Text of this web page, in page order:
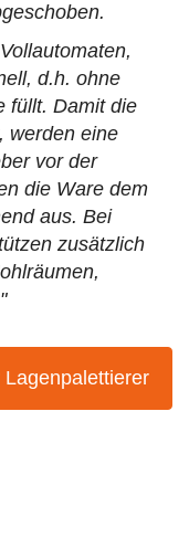
d.h. ohne
füllt. Damit die
werden eine
vor der
die Ware dem
aus. Bei
zusätzlich